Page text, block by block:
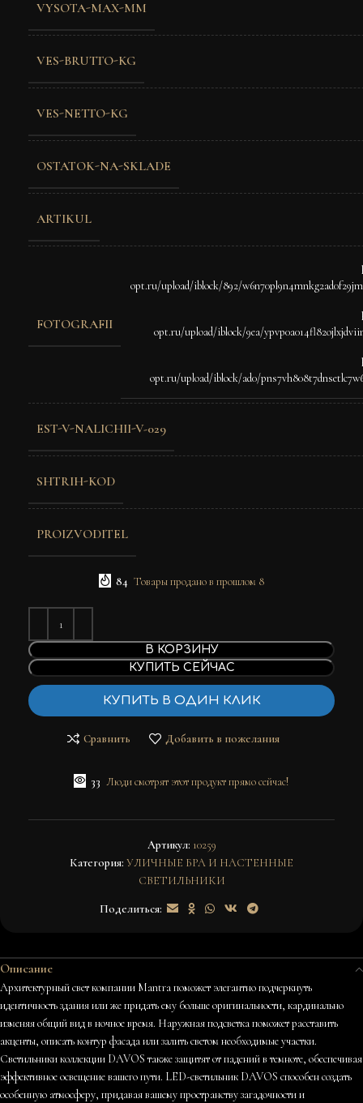
VYSOTA-MAX-MM
VES-BRUTTO-KG
VES-NETTO-KG
OSTATOK-NA-SKLADE
ARTIKUL
FOTOGRAFII
opt.ru/upload/iblock/892/
opt.ru/upload/iblock/9ea/
opt.ru/upload/iblock/ad0/
EST-V-NALICHII-V-029
SHTRIH-KOD
PROIZVODITEL
84 Товары продано в прошлом 8
В КОРЗИНУ
КУПИТЬ СЕЙЧАС
КУПИТЬ В ОДИН КЛИК
Сравнить Добавить в пожелания
33 Люди смотрят этот продукт прямо сейчас!
Артикул: 10259
Категория: УЛИЧНЫЕ БРА И НАСТЕННЫЕ
СВЕТИЛЬНИКИ
Поделиться:
Описание
Архитектурный свет компании Mantra поможет элегантно подчеркнуть
идентичность здания или же придать ему больше оригинальности, кардинально
изменяя общий вид в ночное время. Наружная подсветка поможет расставить
акценты, описать контур фасада или залить светом необходимые участки.
Светильники коллекции DAVOS также защитят от падений в темноте, обеспечивая
эффективное освещение вашего пути. LED-светильник DAVOS способен создать
особенную атмосферу, придавая вашему пространству загадочности и